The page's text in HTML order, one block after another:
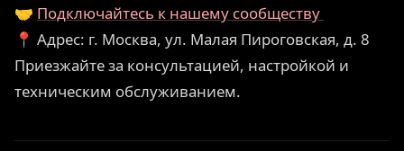
🤝 Подключайтесь к нашему сообществу
📍 Адрес: г. Москва, ул. Малая Пироговская, д. 8
Приезжайте за консультацией, настройкой и
техническим обслуживанием.